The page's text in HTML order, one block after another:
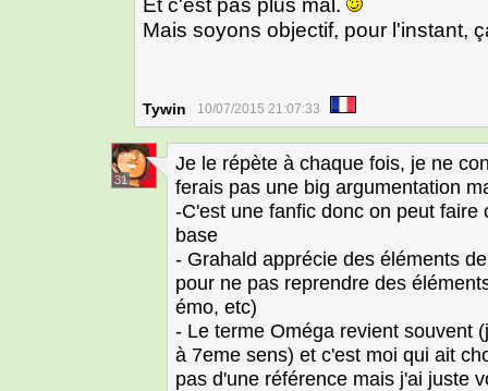
Mais soyons objectif, pour l'instant,
Tywin 10/07/2015 21:07:33
31
Je le répète à chaque fois, je ne
ferais pas une big argumentation
-C'est une fanfic donc on peut
base
- Grahald apprécie des éléments
pour ne pas reprendre des
émo, etc)
- Le terme Oméga revient souvent
à 7eme sens) et c'est moi qui ait
pas d'une référence mais j'ai juste